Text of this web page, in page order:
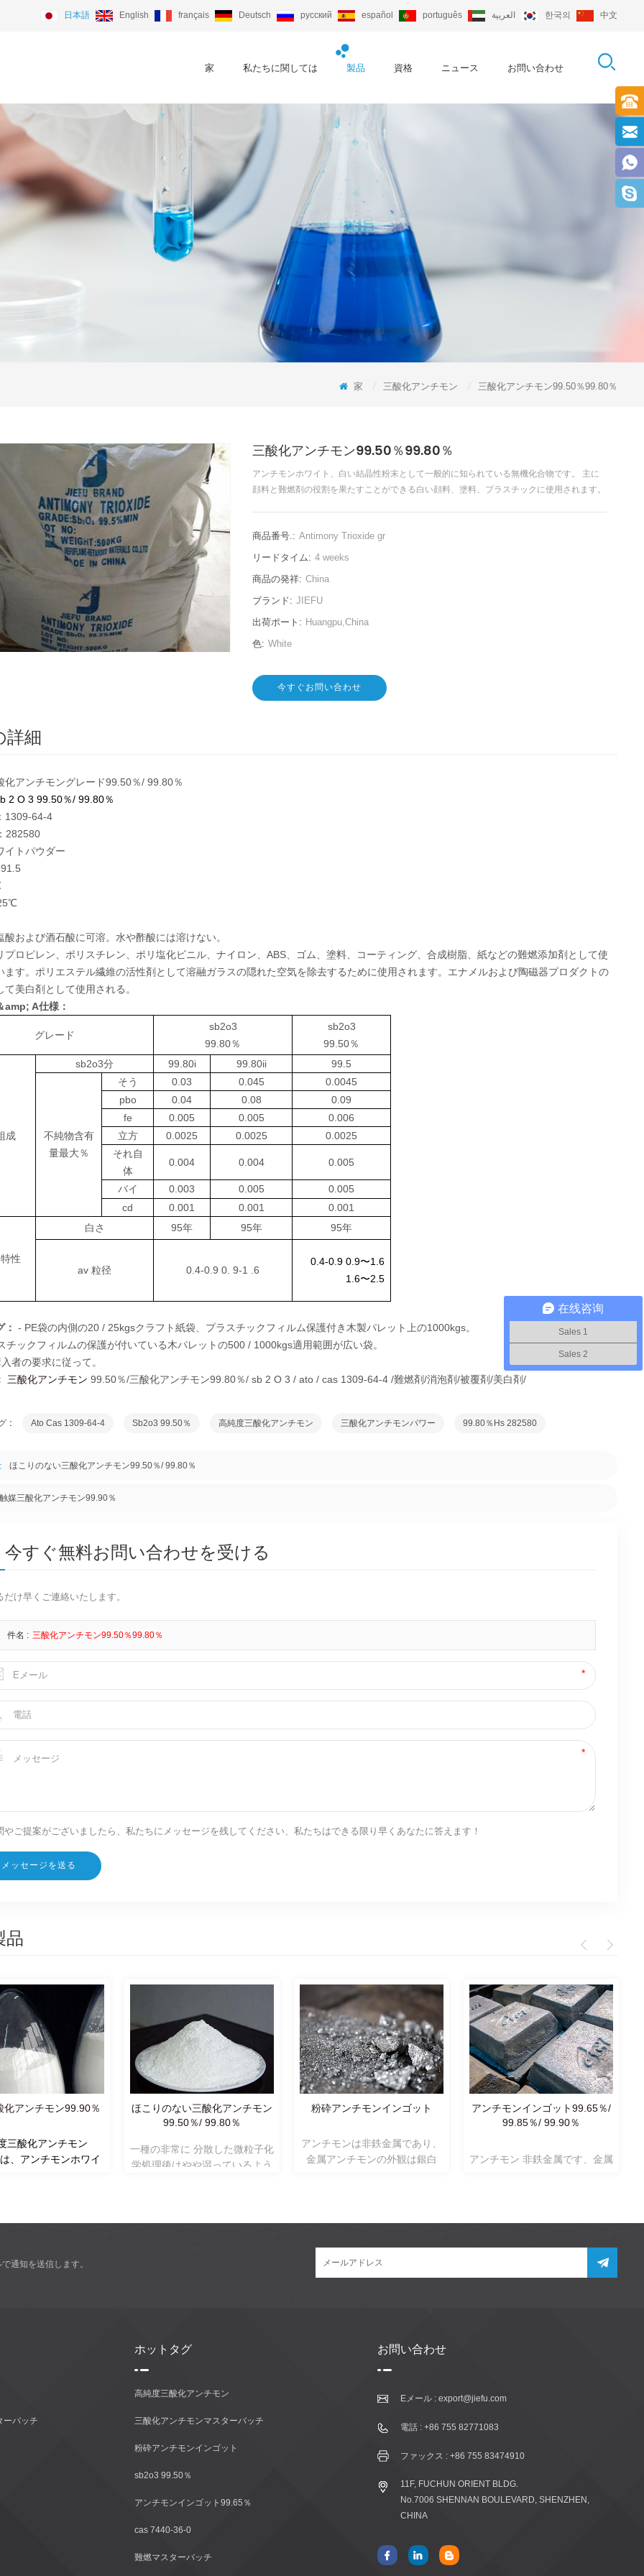
日本語 English français Deutsch русский español português العربية 한국의 中文
家 私たちに関しては 製品 資格 ニュース お問い合わせ
家 三酸化アンチモン 三酸化アンチモン99.50％99.80％
三酸化アンチモン99.50％99.80％
アンチモンホワイト、白い結晶性粉末として一般的に知られている無機化合物です。 主に
顔料と難燃剤の役割を果たすことができる白い顔料、塗料、プラスチックに使用されます。
商品番号.: Antimony Trioxide gr
リードタイム: 4 weeks
商品の発祥: China
ブランド: JIEFU
出荷ポート: Huangpu,China
色: White
今すぐお問い合わせ
詳細
化アンチモングレード99.50％/ 99.80％
2 O 3 99.50％/ 99.80％
1309-64-4
282580
イトパウダー
酸および酒石酸に可溶。水や酢酸には溶けない。
プロピレン、ポリスチレン、ポリ塩化ビニル、ナイロン、ABS、ゴム、塗料、コーティング、合成樹脂、紙などの難燃添加剤として使
ます。ポリエステル繊維の活性剤として溶融ガラスの隠れた空気を除去するために使用されます。エナメルおよび陶磁器プロダクトの
て美白剤として使用される。
amp; A仕様：
グレード
sb2o3
99.80％
sb2o3
99.50％
成
sb2o3分 99.80i 99.80ii 99.5
不純物含有
量最大％
そう 0.03 0.045
0.0045
pbo
0.04 0.08
0.09
fe
0.005 0.005
0.006
立方
0.0025 0.0025
0.0025
それ自
体
0.004 0.004 0.005
バイ 0.003 0.005
0.005
cd
0.001 0.001 0.001
性
白さ 95年 95年 95年
av 粒径 0.4-0.9 0. 9-1 .6
0.4-0.9 0.9〜1.6
1.6〜2.5
： - PE袋の内側の20 / 25kgsクラフト紙袋、プラスチックフィルム保護付き木製パレット上の1000kgs。
チックフィルムの保護が付いている木パレットの500 / 1000kgs適用範囲が広い袋。
者の要求に従って。
三酸化アンチモン 99.50％/三酸化アンチモン99.80％/ sb 2 O 3 / ato / cas 1309-64-4 /難燃剤/消泡剤/被覆剤/美白剤/
: Ato Cas 1309-64-4 Sb2o3 99.50％ 高純度三酸化アンチモン 三酸化アンチモンパワー 99.80％hs 282580
ほこりのない三酸化アンチモン99.50％/ 99.80％
触媒三酸化アンチモン99.90％
今すぐ無料お問い合わせを受ける
だけ早くご連絡いたします。
件名 : 三酸化アンチモン99.50％99.80％
やご提案がございましたら、私たちにメッセージを残してください、私たちはできる限り早くあなたに答えます！
品
化アンチモン99.90％
三酸化アンチモン
、アンチモンホワイ
触媒として使用され
ほこりのない三酸化アンチモン
99.50％/ 99.80％
一種の非常に 分散した微粒子化
学処理後はやや湿っているよう
粉砕アンチモンインゴット
アンチモンは非鉄金属であり、
金属アンチモンの外観は銀白
せず、水に不溶であり、一般に
アンチモンインゴット99.65％/
99.85％/ 99.90％
アンチモン 非鉄金属です、金属
ない。水に不溶であり、一般に
通知を送信します。
ーバッチ
ホットタグ
高純度三酸化アンチモン
三酸化アンチモンマスターバッチ
粉砕アンチモンインゴット
sb2o3 99.50％
アンチモンインゴット99.65％
cas 7440-36-0
難燃マスターバッチ
お問い合わせ
Eメール : export@jiefu.com
電話 : +86 755 82771083
ファックス : +86 755 83474910
11F, FUCHUN ORIENT BLDG.
No.7006 SHENNAN BOULEVARD, SHENZHEN,
CHINA
在线咨询
Sales 1
Sales 2